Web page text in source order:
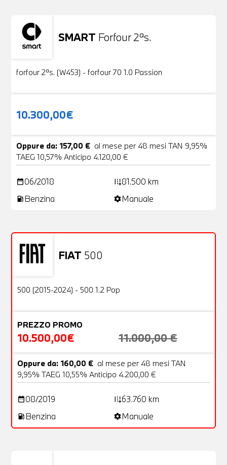
SMART Forfour 2ªs.
Usato
forfour 2ªs. (W453) - forfour 70 1.0 Passion
10.300,00€
Oppure da: 157,00 € al mese per 48 mesi TAN 9,95%
TAEG 10,57% Anticipo 4.120,00 €
date_range06/2018 add_road81.500 km
local_gas_station Benzina settingsManuale
FIAT 500
OFFERTA
Usato
500 (2015-2024) - 500 1.2 Pop
PREZZO PROMO
10.500,00€ 11.000,00 €
Oppure da: 160,00 € al mese per 48 mesi TAN
9,95% TAEG 10,55% Anticipo 4.200,00 €
date_range08/2019 add_road63.760 km
local_gas_station Benzina settingsManuale